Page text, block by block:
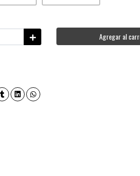
Agregar al